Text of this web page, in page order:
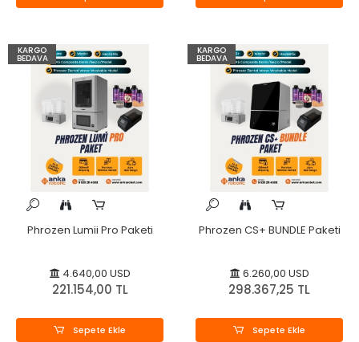
KARGO
BEDAVA
Phrozen Lumii Pro Paketi
4.640,00 USD
221.154,00 TL
Sepete Ekle
KARGO
BEDAVA
Phrozen CS+ BUNDLE Paketi
6.260,00 USD
298.367,25 TL
Sepete Ekle